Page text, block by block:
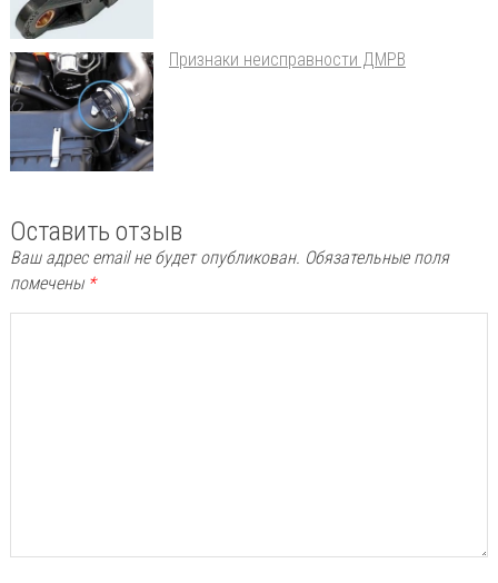
Признаки неисправности ДМРВ
Оставить отзыв
Ваш адрес email не будет опубликован. Обязательные поля
помечены *